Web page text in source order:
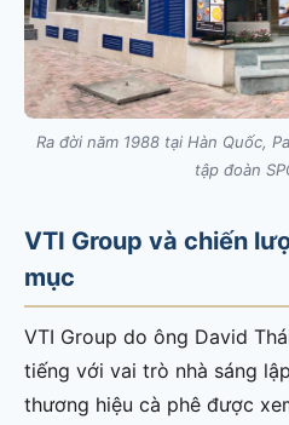
Ra đời năm 1988 tại Hàn Quốc,
tập đoàn
VTI Group và chiến
mục
VTI Group do ông David
tiếng với vai trò nhà sáng
thương hiệu cà phê được